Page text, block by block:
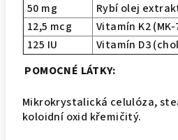
50 mg
Rybí olej
12,5 mcg
Vitamín K2 (MK-
125 IU
Vitamín D3
POMOCNÉ LÁTKY:
Mikrokrystalická celulóza,
koloidní oxid křemičitý.